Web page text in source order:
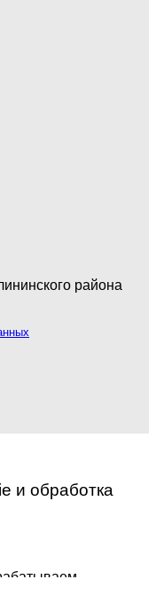
района
и обработка